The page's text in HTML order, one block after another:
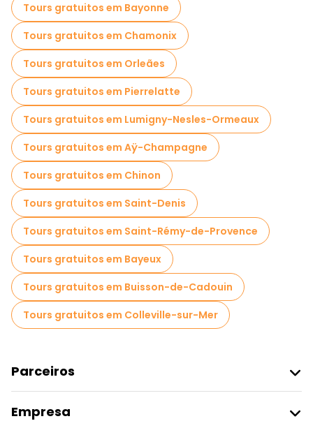
Tours gratuitos em Bayonne
Tours gratuitos em Chamonix
Tours gratuitos em Orleães
Tours gratuitos em Pierrelatte
Tours gratuitos em Lumigny-Nesles-Ormeaux
Tours gratuitos em Aÿ-Champagne
Tours gratuitos em Chinon
Tours gratuitos em Saint-Denis
Tours gratuitos em Saint-Rémy-de-Provence
Tours gratuitos em Bayeux
Tours gratuitos em Buisson-de-Cadouin
Tours gratuitos em Colleville-sur-Mer
Parceiros
Registo Do Fornecedor
Empresa